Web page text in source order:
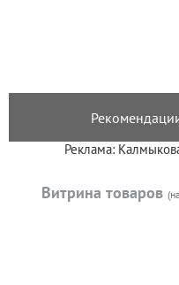
Реклама:
Витрина товаров